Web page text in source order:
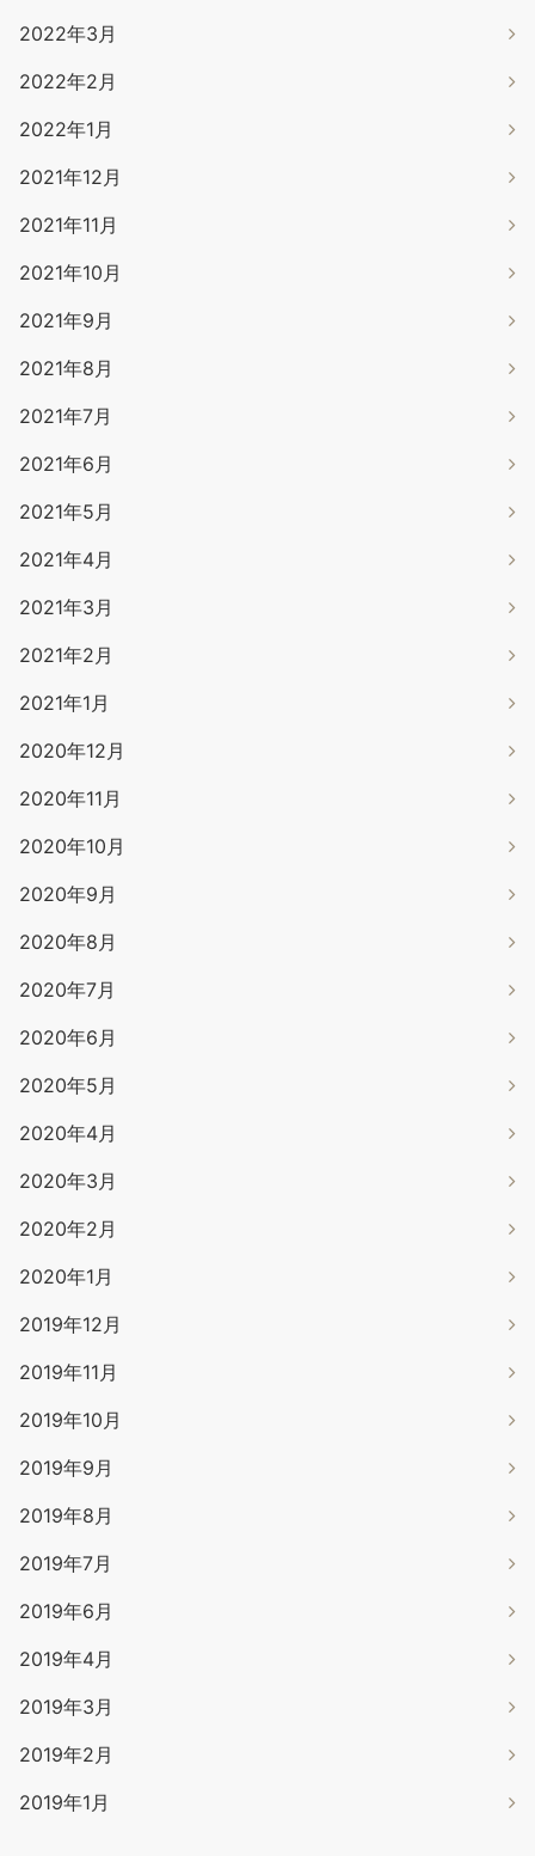
2022年3月
2022年2月
2022年1月
2021年12月
2021年11月
2021年10月
2021年9月
2021年8月
2021年7月
2021年6月
2021年5月
2021年4月
2021年3月
2021年2月
2021年1月
2020年12月
2020年11月
2020年10月
2020年9月
2020年8月
2020年7月
2020年6月
2020年5月
2020年4月
2020年3月
2020年2月
2020年1月
2019年12月
2019年11月
2019年10月
2019年9月
2019年8月
2019年7月
2019年6月
2019年4月
2019年3月
2019年2月
2019年1月